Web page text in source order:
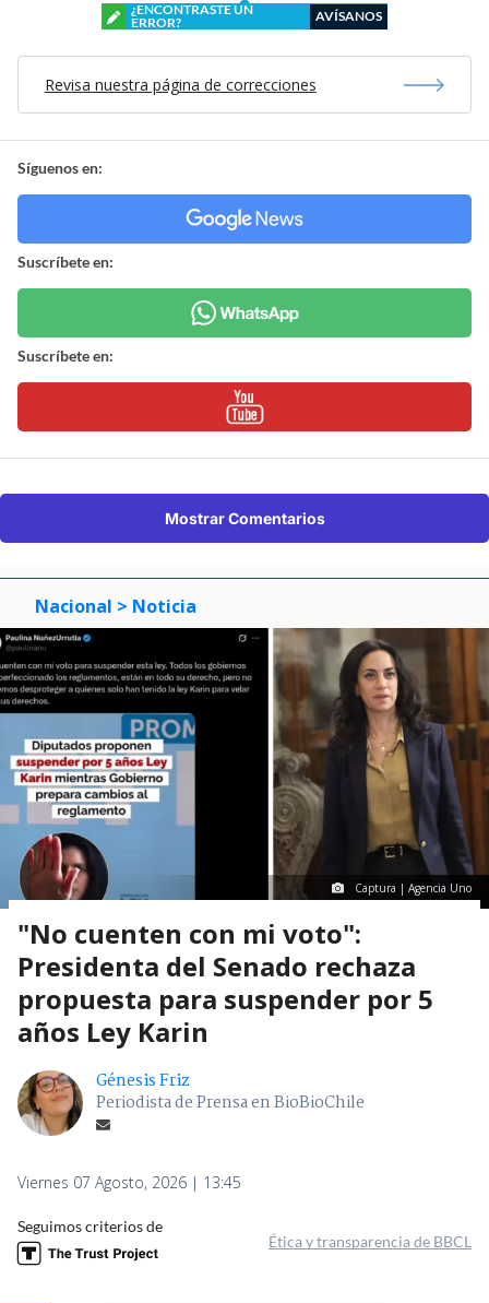
¿ENCONTRASTE UN
ERROR?
AVÍSANOS
Revisa nuestra página de correcciones
Síguenos en:
Suscríbete en:
Suscríbete en:
Mostrar Comentarios
Nacional > Noticia
Captura | Agencia Uno
"No cuenten con mi voto":
Presidenta del Senado rechaza
propuesta para suspender por 5
años Ley Karin
Génesis Friz
Periodista de Prensa en BioBioChile
Viernes 07 Agosto, 2026 | 13:45
Seguimos criterios de
Ética y transparencia de BBCL